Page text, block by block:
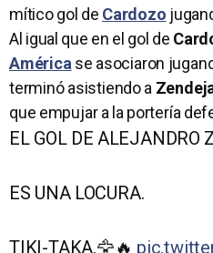
mítico gol de Cardozo
Al igual que en el gol de
América se asociaron
terminó asistiendo a
que empujar a la portería
EL GOL DE ALEJANDRO
ES UNA LOCURA.
TIKI-TAKA.🦅🔥